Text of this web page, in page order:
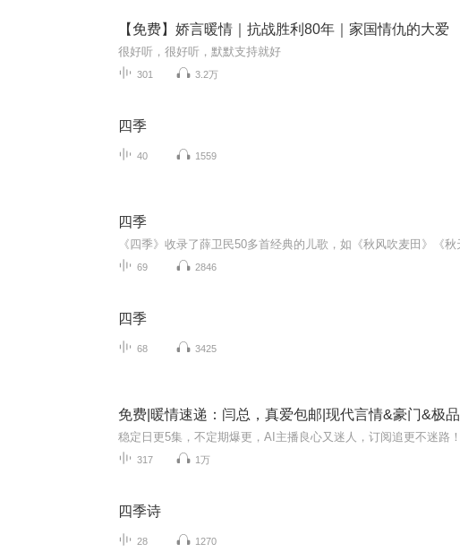
【免费】娇言暖情｜抗战胜利80年｜家国情仇的大爱
很好听，很好听，默默支持就好
301 3.2万
四季
40 1559
四季
69 2846
四季
68 3425
免费|暖情速递：闫总，真爱包邮|现代言情&豪门&极品
317 1万
四季诗
28 1270